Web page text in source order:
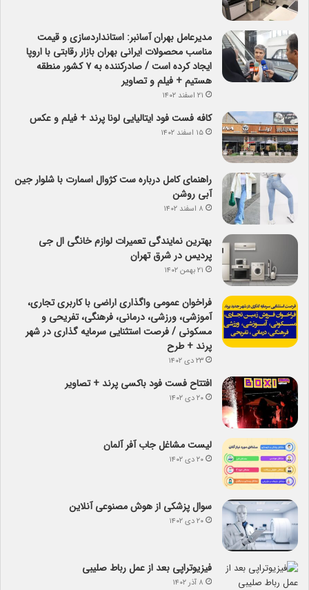
مدیرعامل بهران آسانبر: استانداردسازی و قیمت
مناسب محصولات ایرانی بهران بازار رقابتی با اروپا
ایجاد کرده است / صادرکننده به ۷ کشور منطقه
هستیم + فیلم و تصاویر
۲۱ اسفند ۱۴۰۲
کافه فست فود ایتالیایی لونا پرند + فیلم و عکس
۱۵ اسفند ۱۴۰۲
راهنمای کامل درباره ست کژوال اسمارت با شلوار جین
آبی روشن
۸ اسفند ۱۴۰۲
بهترین نمایندگی تعمیرات لوازم خانگی ال جی
پردیس در شرق تهران
۲۱ بهمن ۱۴۰۲
فراخوان عمومی واگذاری اراضی با کاربری تجاری،
آموزشی، ورزشی، درمانی، فرهنگی، تفریحی و
مسکونی / فرصت استثنایی سرمایه گذاری در شهر
پرند + طرح
۲۳ دی ۱۴۰۲
افتتاح فست فود باکسی پرند + تصاویر
۲۰ دی ۱۴۰۲
لیست مشاغل جاب آفر آلمان
۲۰ دی ۱۴۰۲
سوال پزشکی از هوش مصنوعی آنلاین
۲۰ دی ۱۴۰۲
فیزیوتراپی بعد از عمل رباط صلیبی
۸ آذر ۱۴۰۲